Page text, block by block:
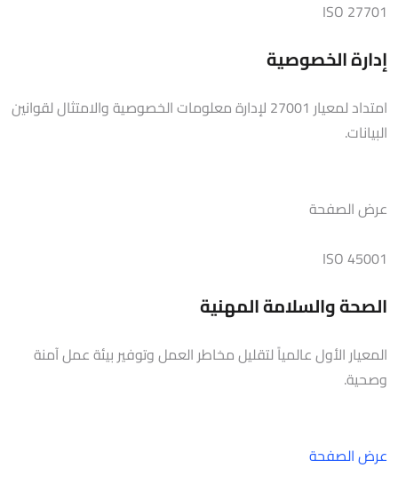
ISO 27701
إدارة الخصوصية
امتداد لمعيار 27001 لإدارة معلومات الخصوصية والامتثال لقوانين
البيانات.
عرض الصفحة
ISO 45001
الصحة والسلامة المهنية
المعيار الأول عالمياً لتقليل مخاطر العمل وتوفير بيئة عمل آمنة
وصحية.
عرض الصفحة